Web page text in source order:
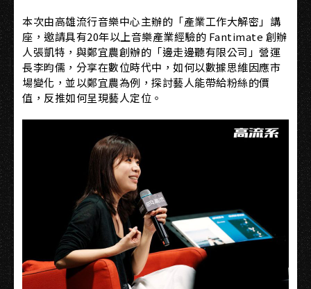
本次由高雄流行音樂中心主辦的「產業工作大解密」講
座，邀請具有20年以上音樂產業經驗的 Fantimate 創辦
人張凱特，與鄭宜農創辦的「邊走邊聽有限公司」營運
長李昀儒，分享在數位時代中，如何以數據思維因應市
場變化，並以鄭宜農為例，探討藝人能帶給粉絲的價
值，反推如何呈現藝人定位。